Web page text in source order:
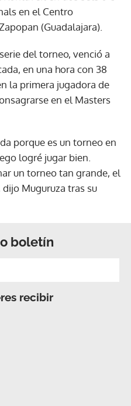
en el Centro
(Guadalajara).
del torneo, venció a
en una hora con 38
la primera jugadora de
en el Masters
porque es un torneo en
logré jugar bien.
un torneo tan grande, el
Muguruza tras su
boletín
recibir